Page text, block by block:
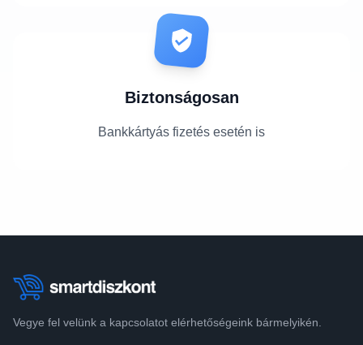
Biztonságosan
Bankkártyás fizetés esetén is
Vegye fel velünk a kapcsolatot elérhetőségeink bármelyikén.